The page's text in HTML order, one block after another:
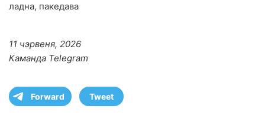
ладна, пакедава
11 чэрвеня, 2026
Каманда Telegram
Forward Tweet